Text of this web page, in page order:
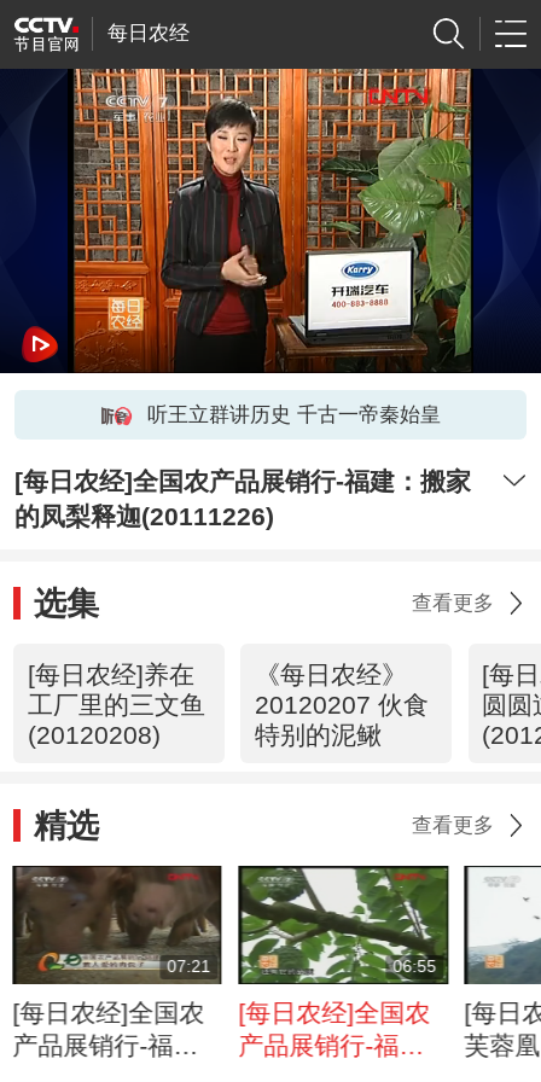
每日农经
听王立群讲历史 千古一帝秦始皇
[每日农经]全国农产品展销行-福建：搬家
的凤梨释迦(20111226)
选集 查看更多
[每日农经]养在
工厂里的三文鱼
(20120208)
《每日农经》
20120207 伙食
特别的泥鳅
[每
圆圆
精选 查看更多
07:21
[每日农经]全国农
产品展销行-福
06:55
[每日农经]全国农
产品展销行-福
[每日
芙蓉